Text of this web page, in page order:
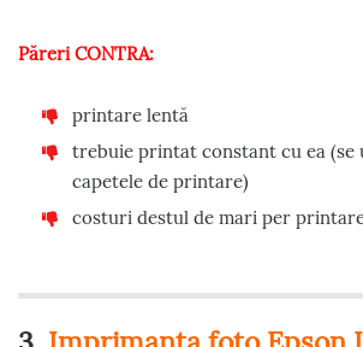
Păreri CONTRA:
printare lentă
trebuie printat constant cu ea (se
capetele de printare)
costuri destul de mari per